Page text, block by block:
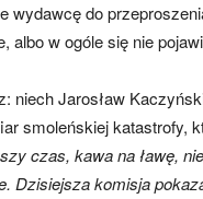
wydawcę do
albo w ogóle się nie
niech Jarosław
smoleńskiej katastrofy,
czas, kawa na ławę, nie
Dzisiejsza komisja